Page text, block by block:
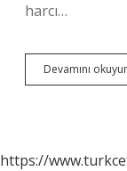
harcı…
Devamını
https://